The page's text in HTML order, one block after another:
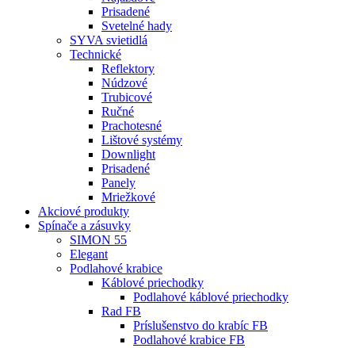
Prisadené
Svetelné hady
SYVA svietidlá
Technické
Reflektory
Núdzové
Trubicové
Ručné
Prachotesné
Lištové systémy
Downlight
Prisadené
Panely
Mriežkové
Akciové produkty
Spínače a zásuvky
SIMON 55
Elegant
Podlahové krabice
Káblové priechodky
Podlahové káblové priechodky
Rad FB
Príslušenstvo do krabíc FB
Podlahové krabice FB